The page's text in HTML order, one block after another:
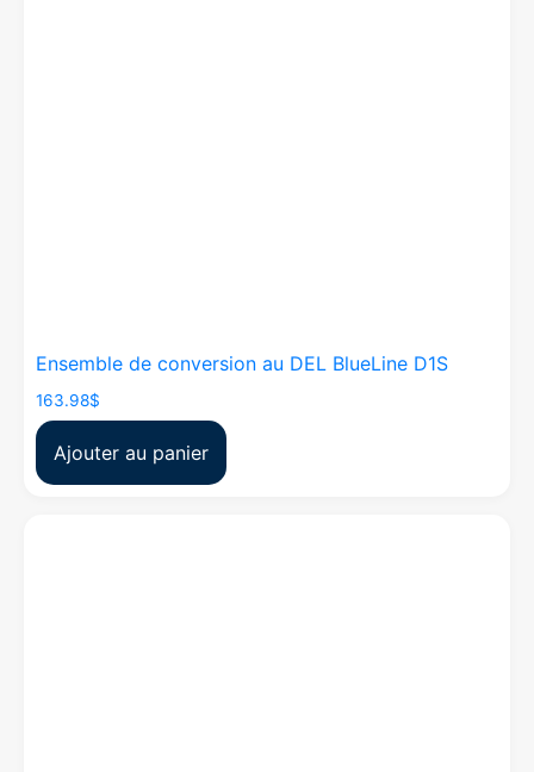
Ensemble de conversion au DEL BlueLine D1S
163.98$
Ajouter au panier